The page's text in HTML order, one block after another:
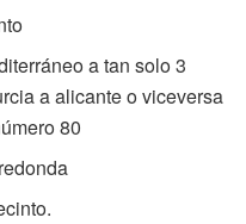
a tan solo 3
a alicante o viceversa
80